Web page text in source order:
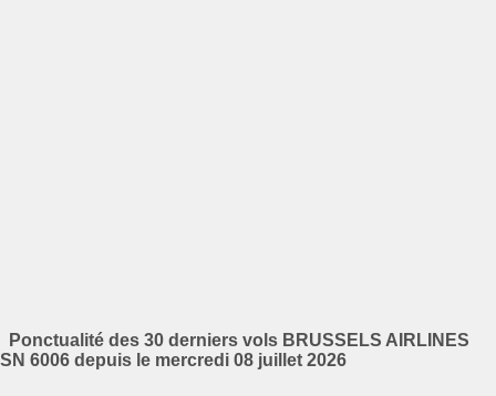
Ponctualité des 30 derniers vols BRUSSELS AIRLINES
SN 6006 depuis le mercredi 08 juillet 2026